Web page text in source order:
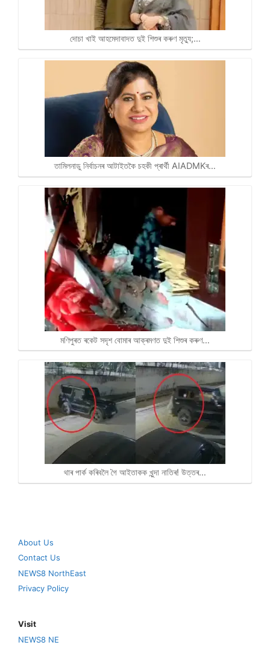
দোচা খাই আহমেদাবাদত দুই শিশুৰ কৰুণ মৃত্যু;…
তামিলনাডু নিৰ্বাচনৰ আটাইতকৈ চহকী প্ৰাৰ্থী AIADMKৰ…
মণিপুৰত ৰকেট সদৃশ বোমাৰ আক্ৰমণত দুই শিশুৰ কৰুণ…
থাৰ পাৰ্ক কৰিবলৈ গৈ আইতাকক খুন্দা নাতিৰ! উত্তৰ…
About Us
Contact Us
NEWS8 NorthEast
Privacy Policy
Visit
NEWS8 NE